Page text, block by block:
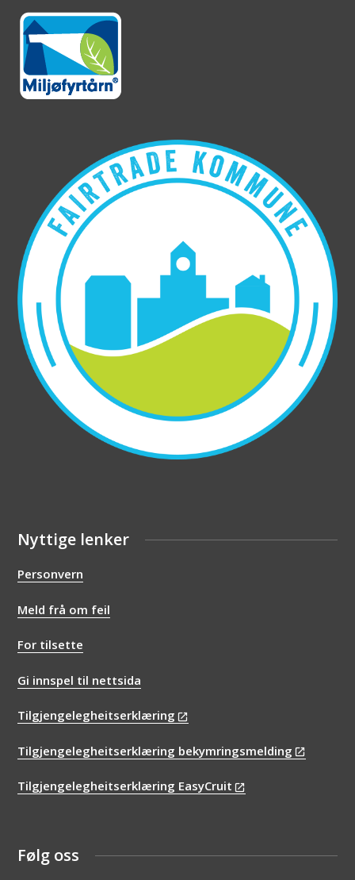
Nyttige lenker
Personvern
Meld frå om feil
For tilsette
Gi innspel til nettsida
Tilgjengelegheitserklæring
Tilgjengelegheitserklæring bekymringsmelding
Tilgjengelegheitserklæring EasyCruit
Følg oss